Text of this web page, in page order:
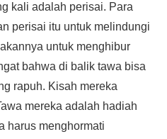
kali adalah perisai. Para
perisai itu untuk melindungi
untuk menghibur
bahwa di balik tawa bisa
rapuh. Kisah mereka
mereka adalah hadiah
harus menghormati